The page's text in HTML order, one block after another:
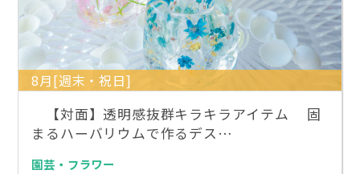
8月[週末・祝日]
【対面】透明感抜群キラキラアイテム 固
まるハーバリウムで作るデス…
園芸・フラワー